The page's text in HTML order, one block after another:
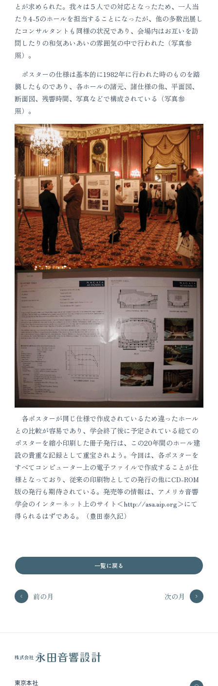
とが求められた。我々は５人での対応となったため、一人当
たり4-5のホールを担当することになったが、他の多数出展し
たコンサルタントも同様の状況であり、会場内はお互いを訪
問したりの和気あいあいの雰囲気の中で行われた（写真参
照）。
ポスターの仕様は基本的に1982年に行われた時のものを踏
襲したものであり、各ホールの諸元、諸仕様の他、平面図、
断面図、残響時間、写真などで構成されている（写真参
照）。
各ポスターが同じ仕様で作成されているため違ったホール
との比較が容易であり、学会終了後に予定されている総ての
ポスターを縮小印刷した冊子発行は、この20年間のホール建
設の貴重な記録として重宝されよう。今回は、各ポスターを
すべてコンピューター上の電子ファイルで作成することが仕
様となっており、従来の印刷物としての発行の他にCD-ROM
版の発行も期待されている。発売等の情報は、アメリカ音響
学会のインターネット上のサイト＜http://asa.aip.org＞にて
得られるはずである。（豊田泰久記）
前の月
一覧に戻る
次の月
東京本社